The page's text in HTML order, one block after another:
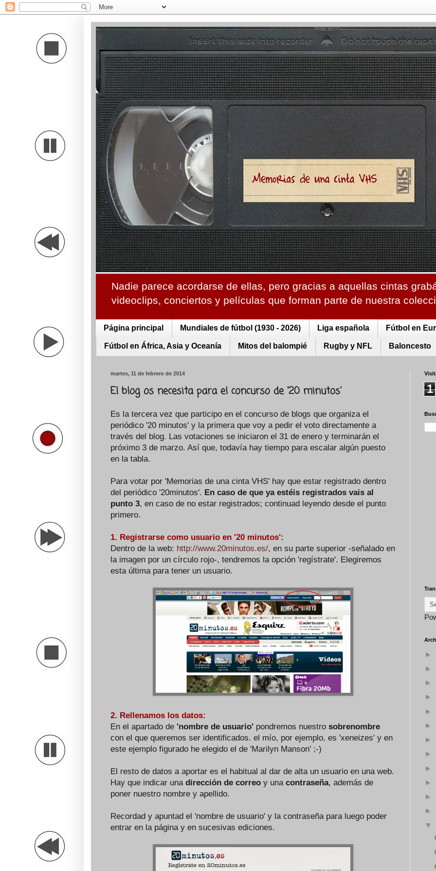
Nadie parece acordarse de ellas, pero gracias a aquellas cintas
videoclips, conciertos y películas que forman parte de nuestra
Página principal Mundiales de fútbol (1930 - 2026) Liga española Fútbol en
Fútbol en África, Asia y Oceanía Mitos del balompié Rugby y NFL Baloncesto
martes, 11 de febrero de 2014
El blog os necesita para el concurso de '20 minutos'
Es la tercera vez que participo en el concurso de blogs que organiza el
periódico '20 minutos' y la primera que voy a pedir el voto directamente a
través del blog. Las votaciones se iniciaron el 31 de enero y terminarán el
próximo 3 de marzo. Así que, todavía hay tiempo para escalar algún puesto
en la tabla.
Para votar por 'Memorias de una cinta VHS' hay que estar registrado dentro
del periódico '20minutos'. En caso de que ya estéis registrados vais al
punto 3, en caso de no estar registrados; continuad leyendo desde el punto
primero.
1. Registrarse como usuario en '20 minutos':
Dentro de la web: http://www.20minutos.es/, en su parte superior -señalado en
la imagen por un círculo rojo-, tendremos la opción 'regístrate'. Elegiremos
esta última para tener un usuario.
2. Rellenamos los datos:
En el apartado de 'nombre de usuario' pondremos nuestro sobrenombre
con el que queremos ser identificados. el mío, por ejemplo, es 'xeneizes' y en
este ejemplo figurado he elegido el de 'Marilyn Manson' ;-)
El resto de datos a aportar es el habitual al dar de alta un usuario en una web.
Hay que indicar una dirección de correo y una contraseña, además de
poner nuestro nombre y apellido.
Recordad y apuntad el 'nombre de usuario' y la contraseña para luego poder
entrar en la página y en sucesivas ediciones.
1
►
►
►
►
►
►
►
►
►
►
►
►
▼